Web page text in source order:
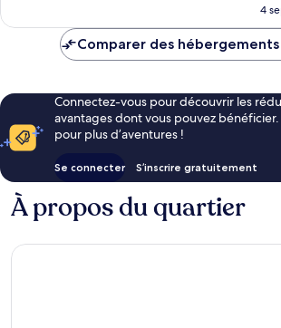
4
Comparer des
Connectez-vous pour découvrir les
avantages dont vous pouvez
pour plus d’aventures !
Se connecter S’inscrire gratuitement
À propos du quartier